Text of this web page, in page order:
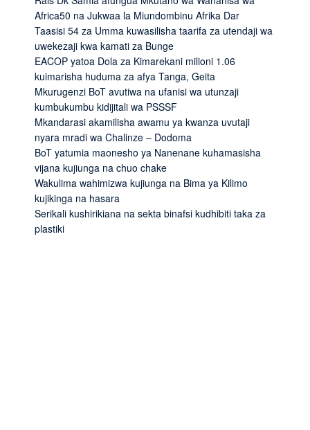
Africa50 na Jukwaa la Miundombinu Afrika Dar
Taasisi 54 za Umma kuwasilisha taarifa za utendaji wa
uwekezaji kwa kamati za Bunge
EACOP yatoa Dola za Kimarekani milioni 1.06
kuimarisha huduma za afya Tanga, Geita
Mkurugenzi BoT avutiwa na ufanisi wa utunzaji
kumbukumbu kidijitali wa PSSSF
Mkandarasi akamilisha awamu ya kwanza uvutaji
nyara mradi wa Chalinze – Dodoma
BoT yatumia maonesho ya Nanenane kuhamasisha
vijana kujiunga na chuo chake
Wakulima wahimizwa kujiunga na Bima ya Kilimo
kujikinga na hasara
Serikali kushirikiana na sekta binafsi kudhibiti taka za
plastiki